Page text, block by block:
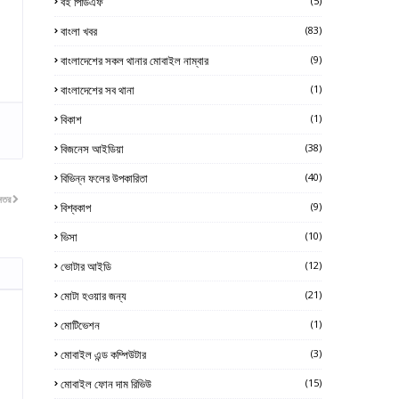
বাংলা খবর (83)
বাংলাদেশের সকল থানার মোবাইল নাম্বার (9)
বাংলাদেশের সব থানা (1)
বিকাশ (1)
বিজনেস আইডিয়া (38)
বিভিন্ন ফলের উপকারিতা (40)
বিশ্বকাপ (9)
ভিসা (10)
ভোটার আইডি (12)
মোটা হওয়ার জন্য (21)
মোটিভেশন (1)
মোবাইল এন্ড কম্পিউটার (3)
মোবাইল ফোন দাম রিভিউ (15)